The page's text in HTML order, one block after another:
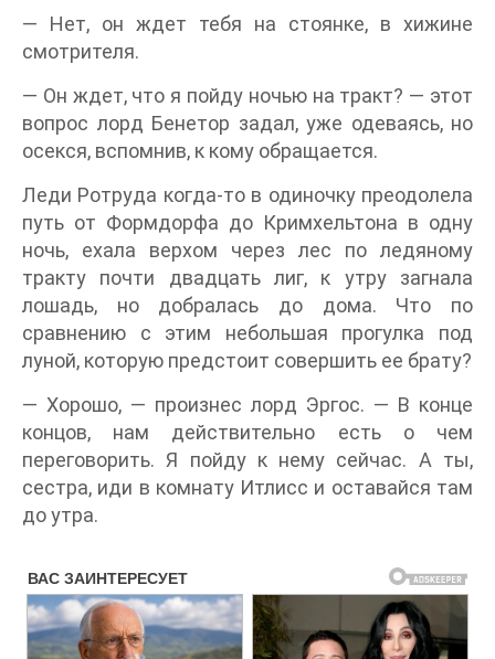
— Нет, он ждет тебя на стоянке, в хижине
смотрителя.
— Он ждет, что я пойду ночью на тракт? — этот
вопрос лорд Бенетор задал, уже одеваясь, но
осекся, вспомнив, к кому обращается.
Леди Ротруда когда-то в одиночку преодолела
путь от Формдорфа до Кримхельтона в одну
ночь, ехала верхом через лес по ледяному
тракту почти двадцать лиг, к утру загнала
лошадь, но добралась до дома. Что по
сравнению с этим небольшая прогулка под
луной, которую предстоит совершить ее брату?
— Хорошо, — произнес лорд Эргос. — В конце
концов, нам действительно есть о чем
переговорить. Я пойду к нему сейчас. А ты,
сестра, иди в комнату Итлисс и оставайся там
до утра.